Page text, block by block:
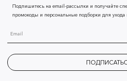
Подпишитесь на email-рассылки и получайте
промокоды и персональные подборки для